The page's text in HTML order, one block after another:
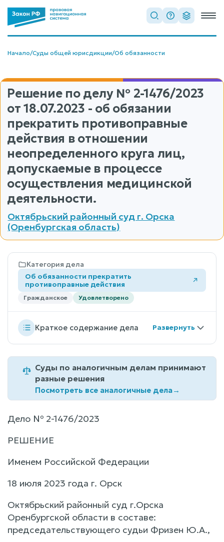
Начало/Суды общей юрисдикции/Об обязанности
Решение по делу № 2-1476/2023
от 18.07.2023 - об обязании
прекратить противоправные
действия в отношении
неопределенного круга лиц,
допускаемые в процессе
осуществления медицинской
деятельности.
Октябрьский районный суд г. Орска
(Оренбургская область)
Категория дела
Об обязанности прекратить
противоправные действия
Гражданское Удовлетворено
Краткое содержание дела
Суды по аналогичным делам принимают
разные решения
Посмотреть все аналогичные дела→
Дело № 2-1476/2023
РЕШЕНИЕ
Именем Российской Федерации
18 июля 2023 года г. Орск
Октябрьский районный суд г.Орска
Оренбургской области в составе:
председательствующего судьи Фризен Ю.А.,